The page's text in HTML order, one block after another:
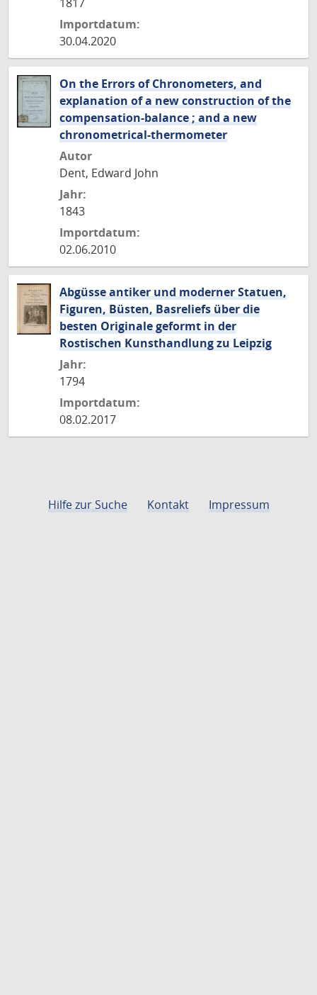
Importdatum:
30.04.2020
On the Errors of Chronometers, and
explanation of a new construction of the
compensation-balance ; and a new
chronometrical-thermometer
Autor
Dent, Edward John
Jahr:
1843
Importdatum:
02.06.2010
Abgüsse antiker und moderner Statuen,
Figuren, Büsten, Basreliefs über die
besten Originale geformt in der
Rostischen Kunsthandlung zu Leipzig
Jahr:
1794
Importdatum:
08.02.2017
Hilfe zur Suche Kontakt
Impressum